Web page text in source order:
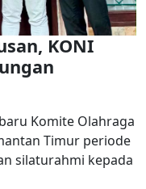
KONI
Komite Olahraga
Timur periode
silaturahmi kepada